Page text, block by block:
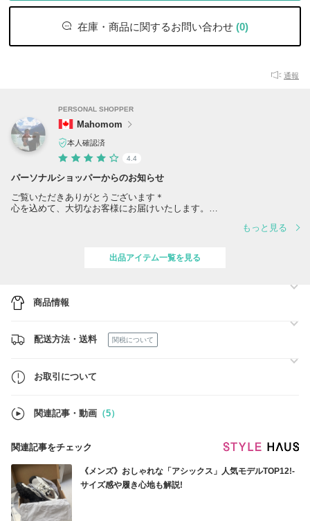
在庫・商品に関するお問い合わせ (0)
通報
PERSONAL SHOPPER
Mahomom
本人確認済
4.4
パーソナルショッパーからのお知らせ
ご覧いただきありがとうございます＊
心を込めて、大切なお客様にお届けいたします。
この度は数あるショップの中からMahomomをご覧いただきありがとう
ご不明な点がございましたら、どうぞお気軽にお問い合わせください。
ご注文後に店舗またはオンラインショップにて買付を行い、当方にて検
品後、国内または海外より発送いたします。
万が一に備え、バイマの「安心プラス」補償制度へのご加入を強くおす
もっと見る
出品アイテム一覧を見る
商品情報
配送方法・送料 関税について
お取引について
関連記事・動画 （5）
関連記事をチェック
《メンズ》おしゃれな「アシックス」人気モデルTOP12!-
サイズ感や履き心地も解説!